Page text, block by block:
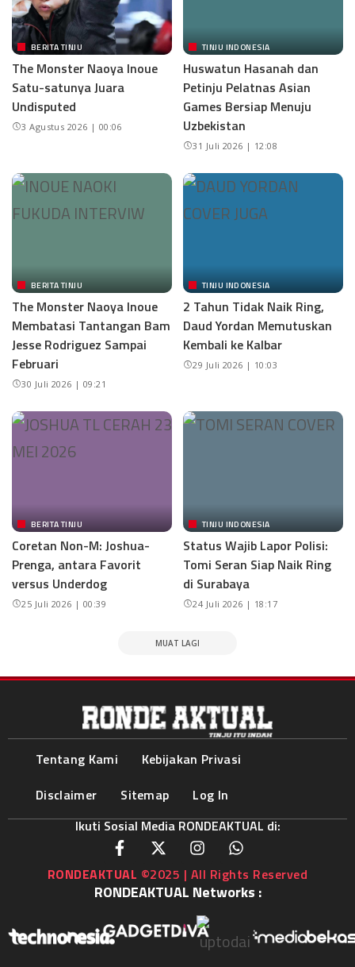
BERITA TINJU
The Monster Naoya Inoue
Satu-satunya Juara
Undisputed
3 Agustus 2026 | 00:06
TINJU INDONESIA
Huswatun Hasanah dan
Petinju Pelatnas Asian
Games Bersiap Menuju
Uzbekistan
31 Juli 2026 | 12:08
BERITA TINJU
The Monster Naoya Inoue
Membatasi Tantangan Bam
Jesse Rodriguez Sampai
Februari
30 Juli 2026 | 09:21
TINJU INDONESIA
2 Tahun Tidak Naik Ring,
Daud Yordan Memutuskan
Kembali ke Kalbar
29 Juli 2026 | 10:03
BERITA TINJU
Coretan Non-M: Joshua-
Prenga, antara Favorit
versus Underdog
25 Juli 2026 | 00:39
TINJU INDONESIA
Status Wajib Lapor Polisi:
Tomi Seran Siap Naik Ring
di Surabaya
24 Juli 2026 | 18:17
MUAT LAGI
Tentang Kami
Kebijakan Privasi
Disclaimer
Sitemap
Log In
Ikuti Sosial Media RONDEAKTUAL di:
RONDEAKTUAL ©2025 | All Rights Reserved
RONDEAKTUAL Networks :